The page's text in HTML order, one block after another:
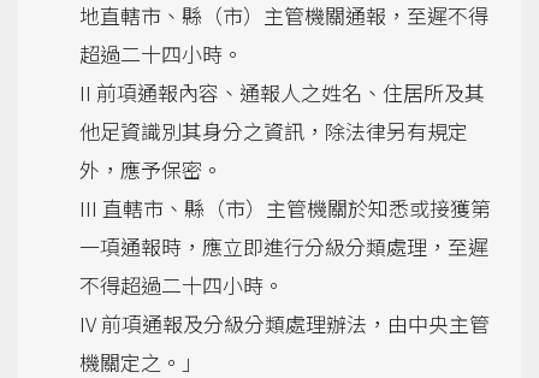
地直轄市、縣（市）主管機關通報，至遲不得
超過二十四小時。
II 前項通報內容、通報人之姓名、住居所及其
他足資識別其身分之資訊，除法律另有規定
外，應予保密。
III 直轄市、縣（市）主管機關於知悉或接獲第
一項通報時，應立即進行分級分類處理，至遲
不得超過二十四小時。
IV 前項通報及分級分類處理辦法，由中央主管
機關定之。」